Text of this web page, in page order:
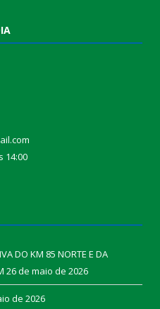
14:00
DO KM 85 NORTE E DA
26 de maio de 2026
de 2026